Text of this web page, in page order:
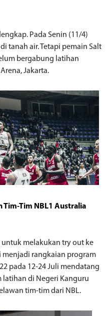
Pada Senin (11/4)
tanah air. Tetapi pemain Salt
bergabung latihan
Jakarta.
Tim-Tim NBL1 Australia
untuk melakukan try out ke
menjadi rangkaian program
pada 12-24 Juli mendatang
latihan di Negeri Kanguru
tim-tim dari NBL.